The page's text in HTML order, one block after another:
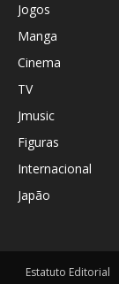
Jogos
Manga
Cinema
TV
Jmusic
Figuras
Internacional
Japão
Estatuto Editorial